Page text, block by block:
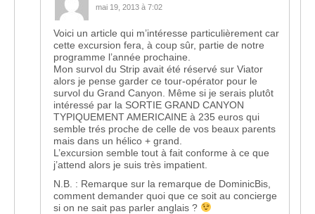
mai 19, 2013 à 7:02
Voici un article qui m’intéresse particulièrement car
cette excursion fera, à coup sûr, partie de notre
programme l’année prochaine.
Mon survol du Strip avait été réservé sur Viator
alors je pense garder ce tour-opérator pour le
survol du Grand Canyon. Même si je serais plutôt
intéressé par la SORTIE GRAND CANYON
TYPIQUEMENT AMERICAINE à 235 euros qui
semble trés proche de celle de vos beaux parents
mais dans un hélico + grand.
L’excursion semble tout à fait conforme à ce que
j’attend alors je suis très impatient.
N.B. : Remarque sur la remarque de DominicBis,
comment demander quoi que ce soit au concierge
si on ne sait pas parler anglais ?